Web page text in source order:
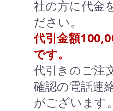
社の方に代金
ださい。
代引金額
です。
代引きのご注
確認の電話連
がございます。